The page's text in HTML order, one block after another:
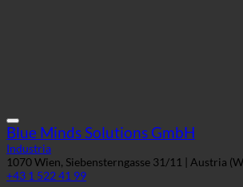
Blue Minds Solutions GmbH
Industria
1070 Wien, Siebensterngasse 31/11 | Austria
+43 1 522 41 99